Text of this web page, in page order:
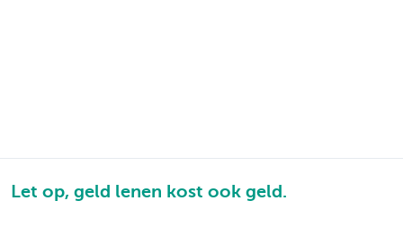
Let op, geld lenen kost ook geld.